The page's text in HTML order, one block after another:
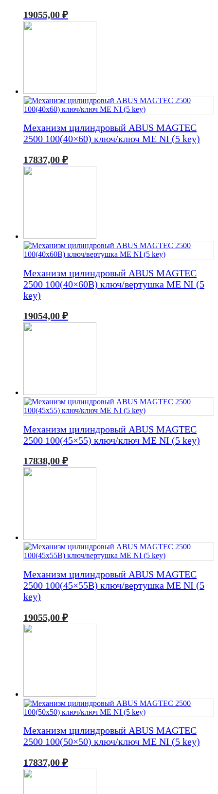
19055,00 ₽
Механизм цилиндровый ABUS MAGTEC
2500 100(40×60) ключ/ключ ME NI (5 key)
17837,00 ₽
Механизм цилиндровый ABUS MAGTEC
2500 100(40×60В) ключ/вертушка ME NI (5
key)
19054,00 ₽
Механизм цилиндровый ABUS MAGTEC
2500 100(45×55) ключ/ключ ME NI (5 key)
17838,00 ₽
Механизм цилиндровый ABUS MAGTEC
2500 100(45×55В) ключ/вертушка ME NI (5
key)
19055,00 ₽
Механизм цилиндровый ABUS MAGTEC
2500 100(50×50) ключ/ключ ME NI (5 key)
17837,00 ₽